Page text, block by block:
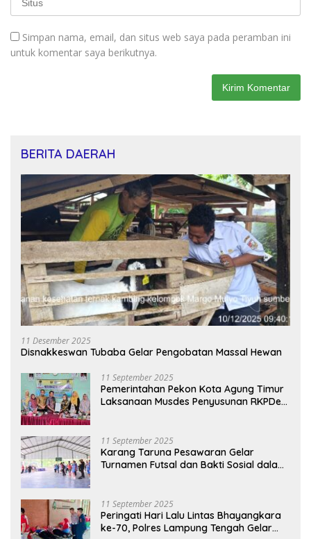
Simpan nama, email, dan situs web saya pada peramban ini
untuk komentar saya berikutnya.
BERITA DAERAH
11 Desember 2025
Disnakkeswan Tubaba Gelar Pengobatan Massal Hewan
11 September 2025
Pemerintahan Pekon Kota Agung Timur
Laksanaan Musdes Penyusunan RKPDes
11 September 2025
Karang Taruna Pesawaran Gelar
Turnamen Futsal dan Bakti Sosial dalam
11 September 2025
Peringati Hari Lalu Lintas Bhayangkara
ke-70, Polres Lampung Tengah Gelar